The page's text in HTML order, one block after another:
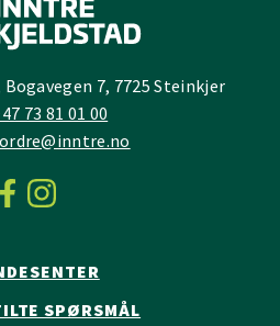
7, 7725 Steinkjer
73 81 01 00
ordre@inntre.no
SPØRSMÅL